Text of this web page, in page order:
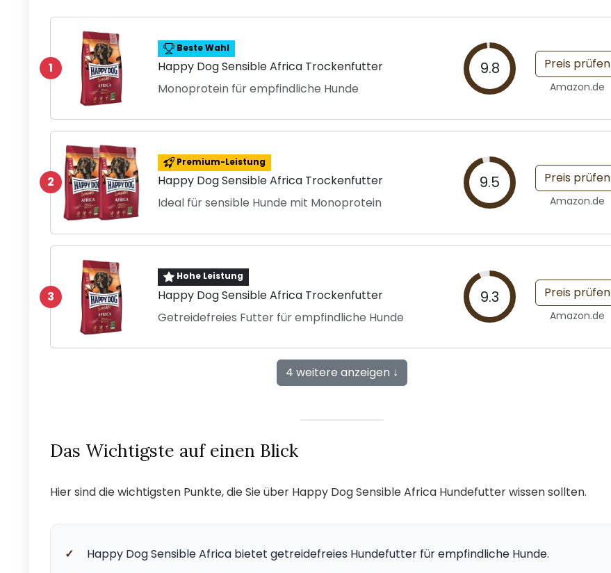
1
Beste Wahl
Happy Dog Sensible Africa Trockenfutter
Monoprotein für empfindliche Hunde
9.8 Preis prüfen
Amazon.de
2
Premium-Leistung
Happy Dog Sensible Africa Trockenfutter
Ideal für sensible Hunde mit Monoprotein
9.5 Preis prüfen
Amazon.de
3
Hohe Leistung
Happy Dog Sensible Africa Trockenfutter
Getreidefreies Futter für empfindliche Hunde
9.3 Preis prüfen
Amazon.de
4 weitere anzeigen ↓
Das Wichtigste auf einen Blick
Hier sind die wichtigsten Punkte, die Sie über Happy Dog Sensible Africa Hundefutter wissen sollten.
✓
Happy Dog Sensible Africa bietet getreidefreies Hundefutter für empfindliche Hunde.